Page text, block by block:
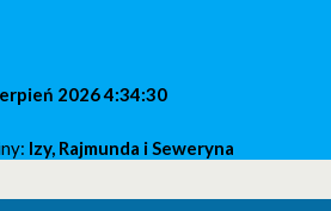
20264:34:31
Izy, Rajmunda i Seweryna